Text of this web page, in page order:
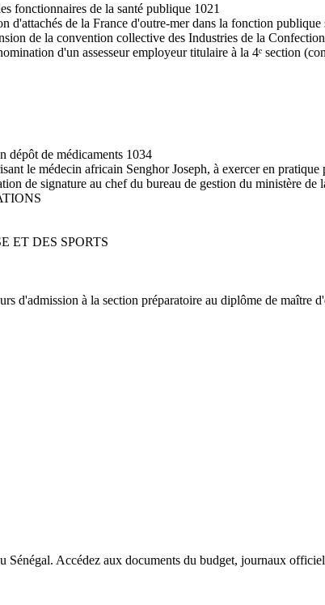
fonctionnaires de la santé publique 1021
de la France d'outre-mer dans la fonction publique
de la convention collective des Industries de la
d'un assesseur employeur titulaire à la 4ᵉ section
dépôt de médicaments 1034
le médecin africain Senghor Joseph, à exercer en
de signature au chef du bureau de gestion du ministère de
ET DES SPORTS
d'admission à la section préparatoire au diplôme de maître
Accédez aux documents du budget, journaux